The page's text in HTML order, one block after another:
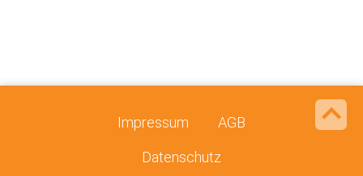
Impressum AGB
Datenschutz